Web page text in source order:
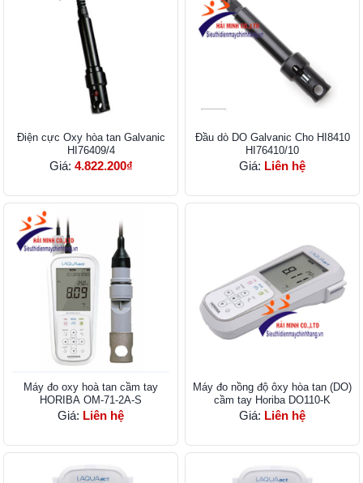
Điện cực Oxy hòa tan Galvanic
HI76409/4
Giá: 4.822.200₫
Đầu dò DO Galvanic Cho HI8410
HI76410/10
Giá: Liên hệ
Máy đo oxy hoà tan cầm tay
HORIBA OM-71-2A-S
Giá: Liên hệ
Máy đo nồng độ ôxy hòa tan (DO)
cầm tay Horiba DO110-K
Giá: Liên hệ